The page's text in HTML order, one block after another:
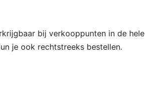
bij verkooppunten in de hele
je ook rechtstreeks bestellen.